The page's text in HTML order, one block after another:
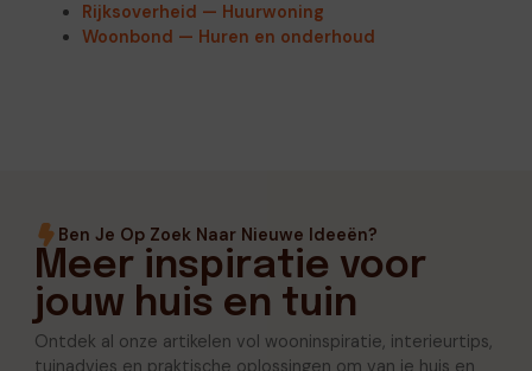
Rijksoverheid — Huurwoning
Woonbond — Huren en onderhoud
Ben Je Op Zoek Naar Nieuwe Ideeën?
Meer inspiratie voor
jouw huis en tuin
Ontdek al onze artikelen vol wooninspiratie, interieurtips,
tuinadvies en praktische oplossingen om van je huis en